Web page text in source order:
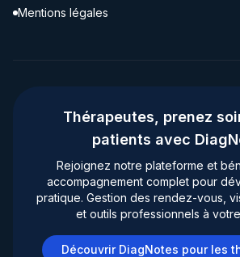
Mentions légales
Thérapeutes, prenez
patients avec
Rejoignez notre plateforme et
accompagnement complet pour
pratique. Gestion des rendez-vous,
et outils professionnels à
Découvrir DiagNotes pour les